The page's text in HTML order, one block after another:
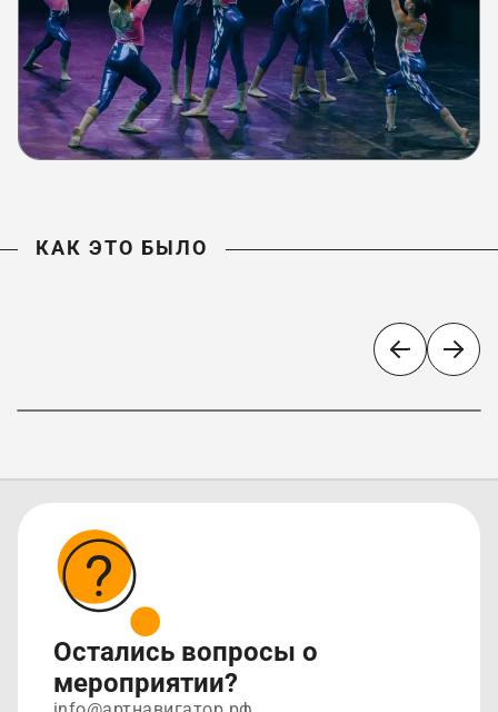
КАК ЭТО БЫЛО
КАК ЭТО БЫЛО
Остались вопросы о
мероприятии?